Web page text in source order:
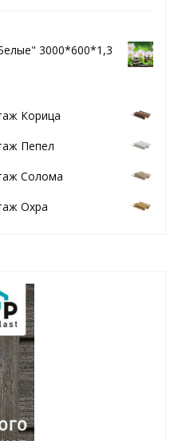
3000*600*1,3
Корица
Пепел
Солома
Охра